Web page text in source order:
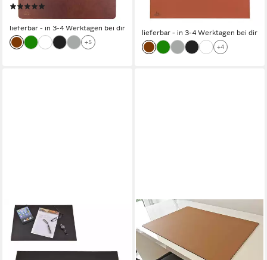
ab 149,90 €
lieferbar - in 3-4 Werktagen bei dir
+5
249,90 €
lieferbar - in 3-4 Werktagen bei dir
+4
RUITERTASSEN
Schreibtischunterlage Classic
109,00 €
PROFI MATS
Schreibtischunterlage PM
Schreibtischunterlage Echt
Leder 60 x 40 Beige